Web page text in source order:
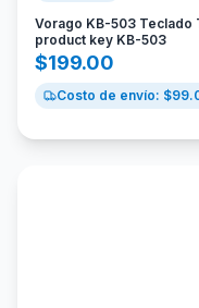
Vorago KB-503 Teclado
product key KB-503
$199.00
Costo de envío: $